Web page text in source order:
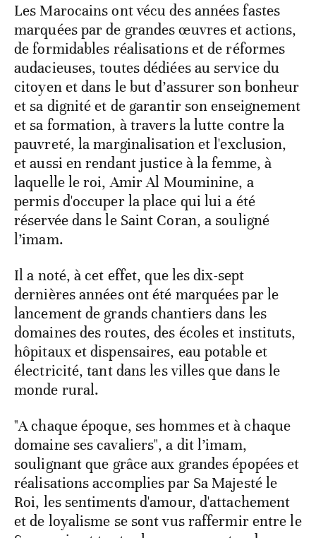
Les Marocains ont vécu des années fastes
marquées par de grandes œuvres et actions,
de formidables réalisations et de réformes
audacieuses, toutes dédiées au service du
citoyen et dans le but d’assurer son bonheur
et sa dignité et de garantir son enseignement
et sa formation, à travers la lutte contre la
pauvreté, la marginalisation et l'exclusion,
et aussi en rendant justice à la femme, à
laquelle le roi, Amir Al Mouminine, a
permis d'occuper la place qui lui a été
réservée dans le Saint Coran, a souligné
l’imam.
Il a noté, à cet effet, que les dix-sept
dernières années ont été marquées par le
lancement de grands chantiers dans les
domaines des routes, des écoles et instituts,
hôpitaux et dispensaires, eau potable et
électricité, tant dans les villes que dans le
monde rural.
"A chaque époque, ses hommes et à chaque
domaine ses cavaliers", a dit l’imam,
soulignant que grâce aux grandes épopées et
réalisations accomplies par Sa Majesté le
Roi, les sentiments d'amour, d'attachement
et de loyalisme se sont vus raffermir entre le